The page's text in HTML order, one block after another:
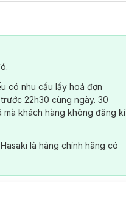
có nhu cầu lấy hoá đơn
22h30 cùng ngày. 30
mà khách hàng không đăng kí
là hàng chính hãng có